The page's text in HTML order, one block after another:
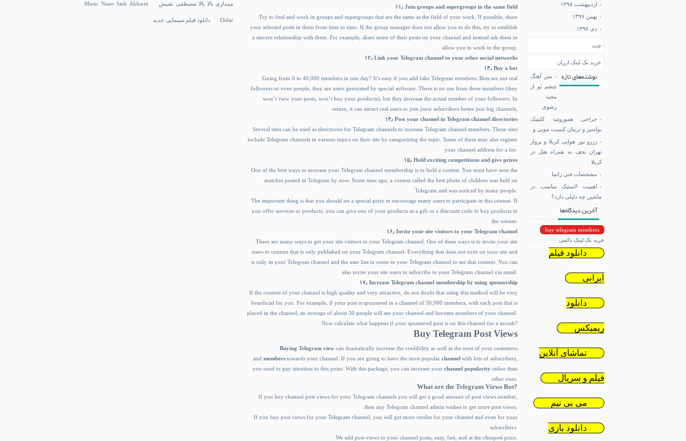
۱۱٫ Join groups and supergroups in the same field
Try to find and work in groups and supergroups that are the same as the field of your work. If possible, share
your selected posts in them from time to time. If the group manager does not allow you to do this, try to establish
a sincere relationship with them. For example, share some of their posts on your channel and instead ask them to
allow you to work in the group.
۱۲٫ Link your Telegram channel to your other social networks
۱۳٫ Buy a bot
Going from 0 to 40,000 members in one day? It’s easy if you add fake Telegram members. Bots are not real
followers or even people, they are users generated by special software. There is no use from these members (they
won’t view your posts, won’t buy your products), but they increase the actual number of your followers. In
return, it can attract real users to join (new subscribers better join big channels,
۱۴٫ Post your channel in Telegram channel directories
Several sites can be used as directories for Telegram channels to increase Telegram channel members. These sites
include Telegram channels in various topics on their site by categorizing the topic. Some of them may also register
your channel address for a fee.
۱۵٫ Hold exciting competitions and give prizes
One of the best ways to increase your Telegram channel membership is to hold a contest. You must have seen the
matches posted in Telegram by now. Some time ago, a contest called the best photo of children was held on
Telegram and was noticed by many people.
The important thing is that you should set a special prize to encourage many users to participate in this contest. If
you offer services or products, you can give one of your products as a gift or a discount code to buy products to
the winner.
۱۶٫ Invite your site visitors to your Telegram channel
There are many ways to get your site visitors to your Telegram channel. One of these ways is to invite your site
users to content that is only published on your Telegram channel. Everything that does not exist on your site and
is only in your Telegram channel and the user has to come to your Telegram channel to see that content. You can
also invite your site users to subscribe to your Telegram channel via email.
۱۷٫ Increase Telegram channel membership by using sponsorship
If the content of your channel is high quality and very attractive, do not doubt that using this method will be very
beneficial for you. For example, if your post is sponsored in a channel of 50,000 members, with each post that is
placed in the channel, an average of about 30 people will see your channel and become members of your channel.
Now calculate what happens if your sponsored post is on this channel for a month?
Buy Telegram Post Views
Buying Telegram view can dramatically increase the credibility as well as the trust of your customers
and members towards your channel. If you are going to have the most popular channel with lots of subscribers,
you need to pay attention to this point. With this package, you can increase your channel popularity rather than
other ones.
What are the Telegram Views Bot?
If you buy channel post views for your Telegram channels you will get a good amount of post views number,
then any Telegram channel admin wishes to get more post views.
If you buy post views for your Telegram channel, you will get more credits for your channel and even for your
subscribers.
We add post views to your channel posts, easy, fast, and at the cheapest price.
اردیبهشت ۱۳۹۸
بهمن ۱۳۹۷
دی ۱۳۹۷
چت
خرید بک لینک ارزان
نوشته‌های تازه
متن آهنگ
چشم تو از
مجید
رضوی
جراحی هموروئید کلینیک
بواسیر و درمان کیست مویی و
رزرو تور هوایی کربلا و پرواز
تهران نجف به همراه هتل در
کربلا
مشخصات فنی زانتیا
اهمیت لاستیک مناسب در
ماشین چه دلیلی دارد؟
آخرین دیدگاه‌ها
buy telegram members
خرید بک لینک دائمی
دانلود فیلم
ایرانی
دانلود
ریمیکس
تماشای آنلاین
فیلم و سریال
می بی نیم
دانلود بازی
میندازی بالا بالا مصطفی تفتیش Music Naser Sadr Akharin
Didar دانلود فیلم سینمایی جدید